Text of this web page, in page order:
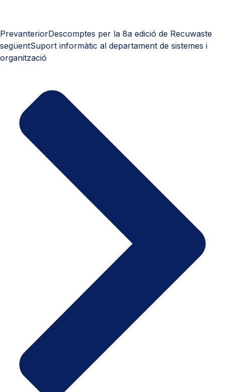
PrevanteriorDescomptes per la 8a edició de Recuwaste
següentSuport informàtic al departament de sistemes i
organització